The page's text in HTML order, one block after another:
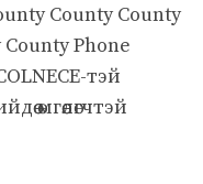
County County
Phone
тэй
өмгөөлөгчтэй